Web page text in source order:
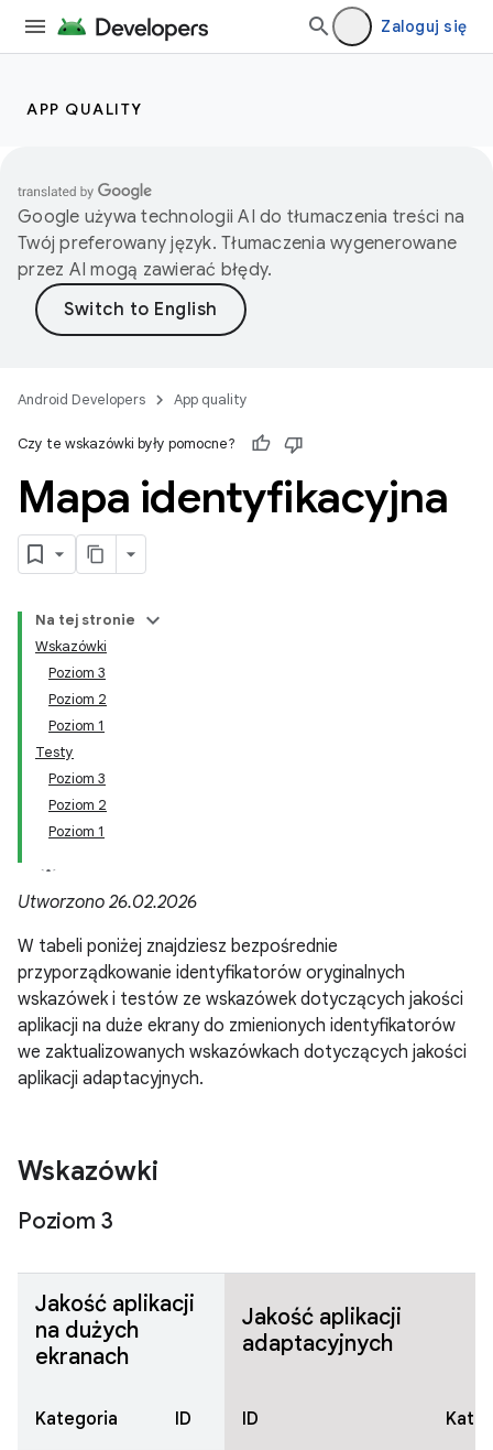
Zaloguj się
APP QUALITY
Google używa technologii AI do tłumaczenia treści na
Twój preferowany język. Tłumaczenia wygenerowane
przez AI mogą zawierać błędy.
Android Developers App quality
Czy te wskazówki były pomocne?
Mapa identyfikacyjna
Na tej stronie
Wskazówki
Poziom 3
Poziom 2
Poziom 1
Testy
Poziom 3
Poziom 2
Poziom 1
Utworzono 26.02.2026
W tabeli poniżej znajdziesz bezpośrednie
przyporządkowanie identyfikatorów oryginalnych
wskazówek i testów ze wskazówek dotyczących jakości
aplikacji na duże ekrany do zmienionych identyfikatorów
we zaktualizowanych wskazówkach dotyczących jakości
aplikacji adaptacyjnych.
Wskazówki
Poziom 3
Jakość aplikacji
na dużych
ekranach
Jakość aplikacji
adaptacyjnych
Kategoria ID ID